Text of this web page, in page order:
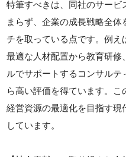
特筆すべきは、同社のサー
まらず、企業の成長戦略全
チを取っている点です。例え
最適な人材配置から教育研修
ルでサポートするコンサル
ら高い評価を得ています。こ
経営資源の最適化を目指す
しています。